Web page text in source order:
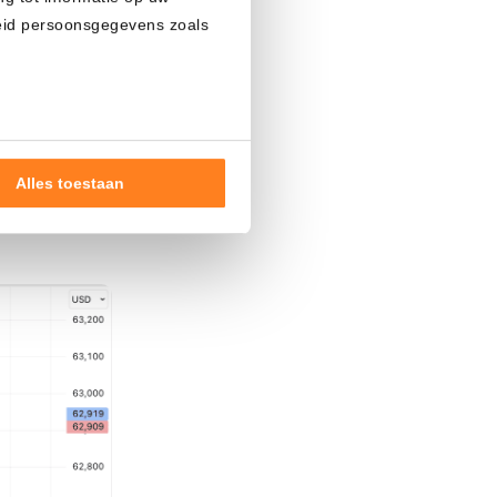
persoonsgegevens zoals
doelen of maak
tekst 'cookies' te klikken
Alles toestaan
de
Esto
al dólar